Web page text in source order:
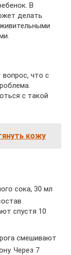
В
делать
что с
с такой
кожу
сока, 30 мл
спустя 10
смешивают
Через 7